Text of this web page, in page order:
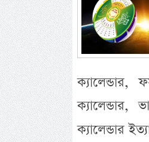
ক্যালেন্ডার,
ক্যালেন্ডার,
ক্যালেন্ডার